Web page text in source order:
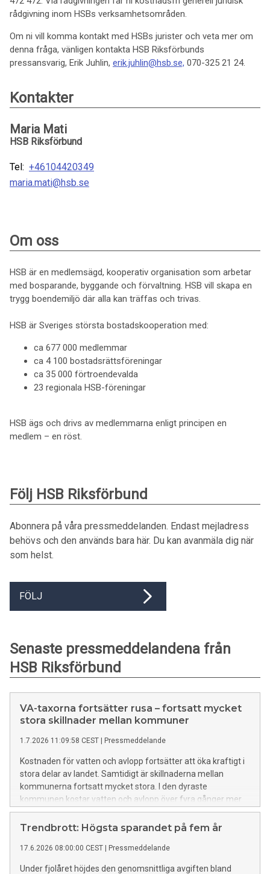
rådgivning inom HSBs verksamhetsområden.
Om ni vill komma kontakt med HSBs jurister och veta mer om
denna fråga, vänligen kontakta HSB Riksförbunds
pressansvarig, Erik Juhlin, erik.juhlin@hsb.se, 070-325 21 24.
Kontakter
Maria Mati
HSB Riksförbund
Tel: +46104420349
maria.mati@hsb.se
Om oss
HSB är en medlemsägd, kooperativ organisation som arbetar
med bosparande, byggande och förvaltning. HSB vill skapa en
trygg boendemiljö där alla kan träffas och trivas.
HSB är Sveriges största bostadskooperation med:
ca 677 000 medlemmar
ca 4 100 bostadsrättsföreningar
ca 35 000 förtroendevalda
23 regionala HSB-föreningar
HSB ägs och drivs av medlemmarna enligt principen en
medlem – en röst.
Följ HSB Riksförbund
Abonnera på våra pressmeddelanden. Endast mejladress
behövs och den används bara här. Du kan avanmäla dig när
som helst.
FÖLJ
Senaste pressmeddelandena från
HSB Riksförbund
VA-taxorna fortsätter rusa – fortsatt mycket
stora skillnader mellan kommuner
1.7.2026 11:09:58 CEST Pressmeddelande
Kostnaden för vatten och avlopp fortsätter att öka kraftigt i
stora delar av landet. Samtidigt är skillnaderna mellan
kommunerna fortsatt mycket stora. I den dyraste
kommunen kostar vatten och avlopp över fyra gånger mer
än i den billigaste. Det visar Nils Holgersson-gruppens årliga
kartläggning av VA-taxorna.
Trendbrott: Högsta sparandet på fem år
17.6.2026 08:00:00 CEST Pressmeddelande
Under fjolåret höjdes den genomsnittliga avgiften bland